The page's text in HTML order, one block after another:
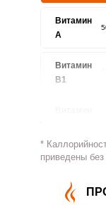
Витамин
A
Витамин
В1
Витамин
Витамин
*
приведены без